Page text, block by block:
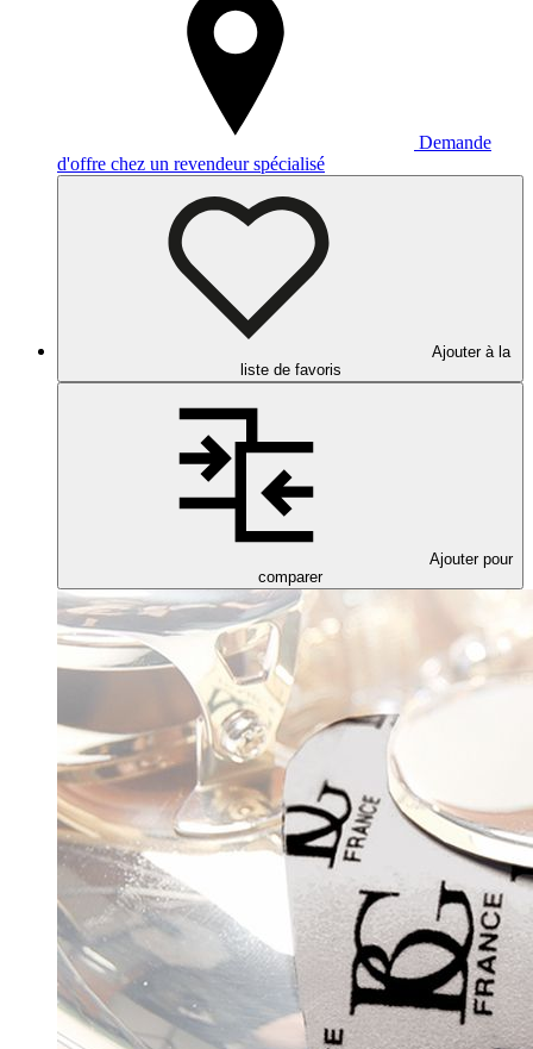
Demande
d'offre chez un revendeur spécialisé
Ajouter à la
liste de favoris
Ajouter pour
comparer